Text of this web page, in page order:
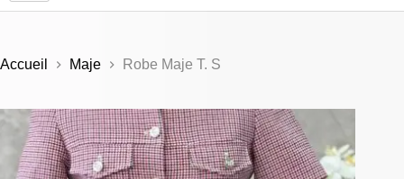
Accueil Maje Robe Maje T. S